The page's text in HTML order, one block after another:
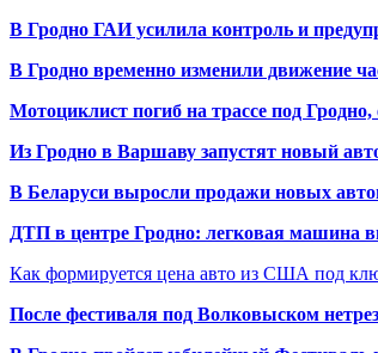
В Гродно ГАИ усилила контроль и
В Гродно временно изменили движение
Мотоциклист погиб на трассе под
Из Гродно в Варшаву запустят новый
В Беларуси выросли продажи новых
ДТП в центре Гродно: легковая машина
Как формируется цена авто из США под
После фестиваля под Волковыском